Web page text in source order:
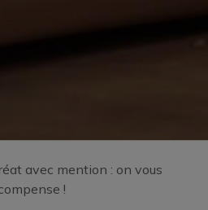
avec mention : on vous
!